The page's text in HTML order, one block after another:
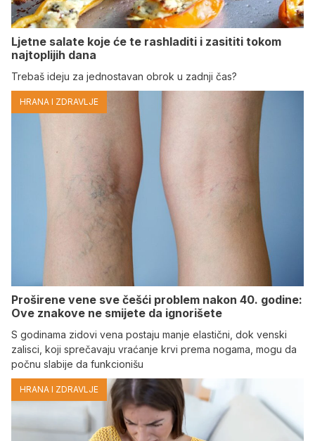
Ljetne salate koje će te rashladiti i zasititi tokom
najtoplijih dana
Trebaš ideju za jednostavan obrok u zadnji čas?
HRANA I ZDRAVLJE
Proširene vene sve češći problem nakon 40. godine:
Ove znakove ne smijete da ignorišete
S godinama zidovi vena postaju manje elastični, dok venski
zalisci, koji sprečavaju vraćanje krvi prema nogama, mogu da
počnu slabije da funkcionišu
HRANA I ZDRAVLJE